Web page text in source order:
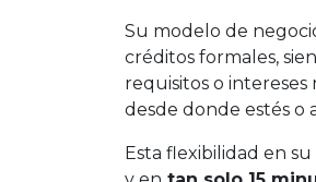
Su modelo de
créditos formales,
requisitos o
desde donde estés o
Esta flexibilidad en